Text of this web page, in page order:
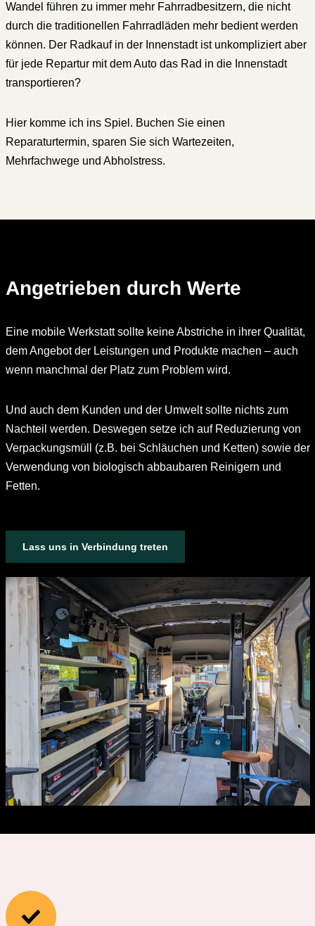
Wandel führen zu immer mehr Fahrradbesitzern, die nicht
durch die traditionellen Fahrradläden mehr bedient werden
können. Der Radkauf in der Innenstadt ist unkompliziert aber
für jede Repartur mit dem Auto das Rad in die Innenstadt
transportieren?
Hier komme ich ins Spiel. Buchen Sie einen
Reparaturtermin, sparen Sie sich Wartezeiten,
Mehrfachwege und Abholstress.
Angetrieben durch Werte
Eine mobile Werkstatt sollte keine Abstriche in ihrer Qualität,
dem Angebot der Leistungen und Produkte machen – auch
wenn manchmal der Platz zum Problem wird.
Und auch dem Kunden und der Umwelt sollte nichts zum
Nachteil werden. Deswegen setze ich auf Reduzierung von
Verpackungsmüll (z.B. bei Schläuchen und Ketten) sowie der
Verwendung von biologisch abbaubaren Reinigern und
Fetten.
Lass uns in Verbindung treten